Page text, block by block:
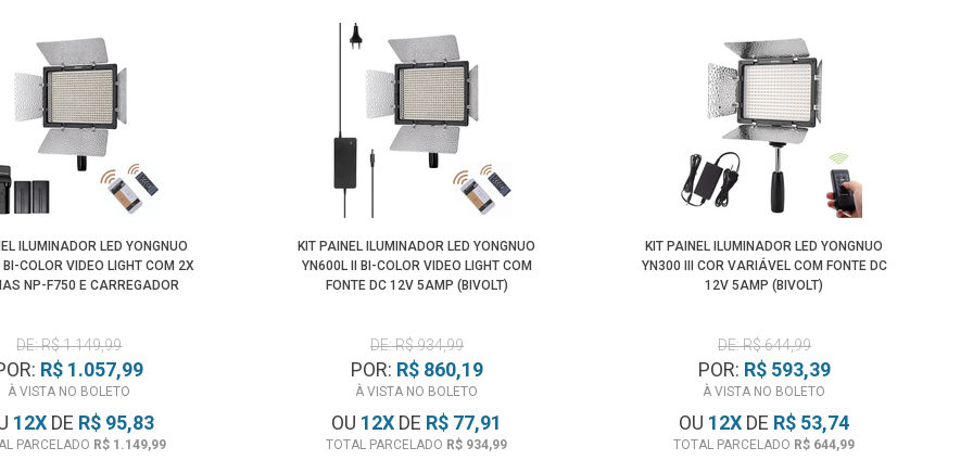
Mais Vendidos
Maior Preço
Menor Preço
ILUMINADOR LED YONGNUO
COLOR VIDEO LIGHT COM 2X
NP-F750 E CARREGADOR
DE: R$ 1.149,99
R$ 1.057,99
À VISTA NO BOLETO
12X DE R$ 95,83
PARCELADO R$ 1.149,99
KIT PAINEL ILUMINADOR LED YONGNUO
YN600L II BI-COLOR VIDEO LIGHT COM
FONTE DC 12V 5AMP (BIVOLT)
DE: R$ 934,99
POR: R$ 860,19
À VISTA NO BOLETO
OU 12X DE R$ 77,91
TOTAL PARCELADO R$ 934,99
KIT PAINEL ILUMINADOR LED YONGNUO
YN300 III COR VARIÁVEL COM FONTE DC
12V 5AMP (BIVOLT)
DE: R$ 644,99
POR: R$ 593,39
À VISTA NO BOLETO
OU 12X DE R$ 53,74
TOTAL PARCELADO R$ 644,99